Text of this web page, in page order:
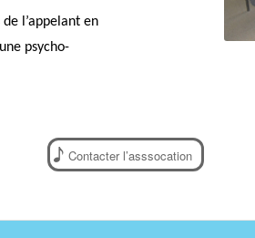
l’appelant en
psycho-
Contacter l’asssocation